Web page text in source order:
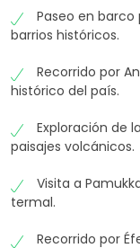
Paseo en barco
barrios históricos.
Recorrido por
histórico del país.
Exploración de
paisajes volcánicos.
Visita a
termal.
Recorrido por